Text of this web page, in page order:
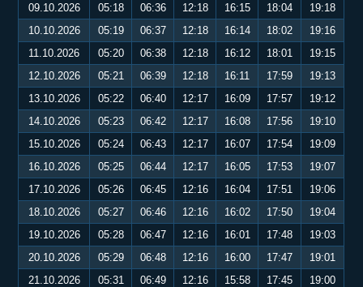
09.10.2026
05:18 06:36 12:18 16:15 18:04
19:18
10.10.2026
05:19 06:37 12:18 16:14 18:02
19:16
11.10.2026
05:20 06:38 12:18 16:12 18:01
19:15
12.10.2026
05:21 06:39 12:18 16:11 17:59
19:13
13.10.2026
05:22 06:40 12:17 16:09 17:57
19:12
14.10.2026
05:23 06:42 12:17 16:08 17:56
19:10
15.10.2026
05:24 06:43 12:17 16:07 17:54
19:09
16.10.2026
05:25 06:44 12:17 16:05 17:53
19:07
17.10.2026
05:26 06:45 12:16 16:04 17:51
19:06
18.10.2026
05:27 06:46 12:16 16:02 17:50
19:04
19.10.2026
05:28 06:47 12:16 16:01 17:48
19:03
20.10.2026
05:29 06:48 12:16 16:00 17:47
19:01
21.10.2026
05:31 06:49 12:16 15:58 17:45
19:00